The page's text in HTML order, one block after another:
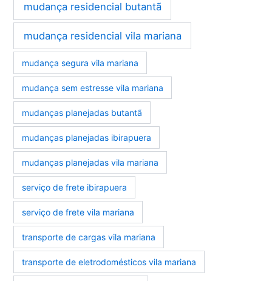
mudança residencial butantã
mudança residencial vila mariana
mudança segura vila mariana
mudança sem estresse vila mariana
mudanças planejadas butantã
mudanças planejadas ibirapuera
mudanças planejadas vila mariana
serviço de frete ibirapuera
serviço de frete vila mariana
transporte de cargas vila mariana
transporte de eletrodomésticos vila mariana